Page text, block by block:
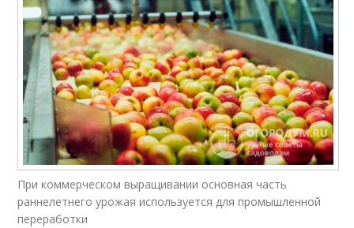
При коммерческом выращивании основная часть
раннелетнего урожая используется для промышленной
переработки